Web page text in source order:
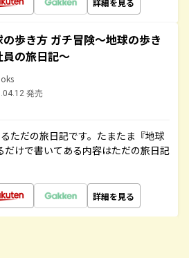
の歩き方 ガチ冒険～地球の歩き
員の旅日記～
発売
ただの旅日記です。たまたま『地球
だけで書いてある内容はただの旅日記
詳細を見る